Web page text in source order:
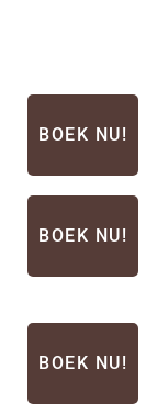
BOEK NU!
BOEK NU!
BOEK NU!